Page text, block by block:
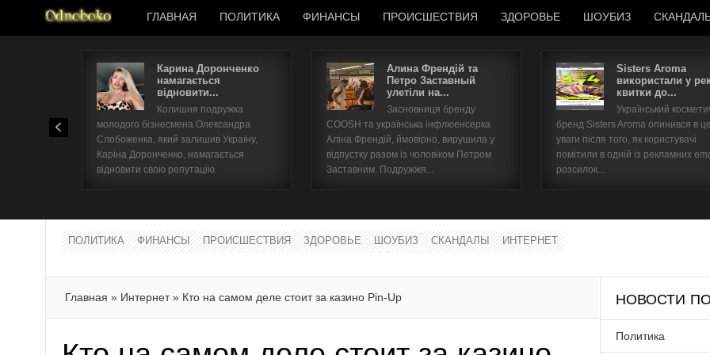
ГЛАВНАЯ ПОЛИТИКА ФИНАНСЫ ПРОИСШЕСТВИЯ ЗДОРОВЬЕ ШОУБИЗ
Карина Доронченко
намагається
відновити...
Колишня подружка
молодого бізнесмена Олександра
Слобоженка, який залишив Україну,
Каріна Доронченко, намагається
відновити свою репутацію.
Алина Френдій та
Петро Заставный
улетіли на...
Засновниця бренду
COOSH та українська інфлюенсерка
Аліна Френдій, ймовірно, вирушила у
відпустку разом із чоловіком Петром
Заставним. Подружжя...
Sisters Aroma
використали у
квитки до...
Український
бренд Sisters Aroma опинився в
уваги після того, як користувачі
помітили в одній із рекламних
розсилок...
ПОЛИТИКА ФИНАНСЫ ПРОИСШЕСТВИЯ ЗДОРОВЬЕ ШОУБИЗ СКАНДАЛЫ ИНТЕРНЕТ
Главная » Интернет» Кто на самом деле стоит за казино Pin-Up НОВОСТИ
Политика
Имя пользователя
Забыли имя пользователя?